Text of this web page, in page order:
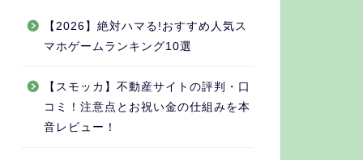
【2026】絶対ハマる!おすすめ人気ス
マホゲームランキング10選
【スモッカ】不動産サイトの評判・口
コミ！注意点とお祝い金の仕組みを本
音レビュー！